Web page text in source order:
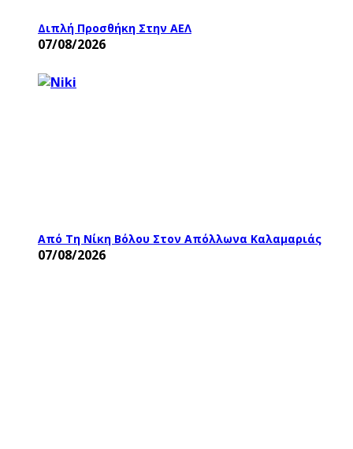
Διπλή Προσθήκη Στην ΑΕΛ
07/08/2026
Από Τη Νίκη Βόλου Στον Απόλλωνα Καλαμαριάς
07/08/2026